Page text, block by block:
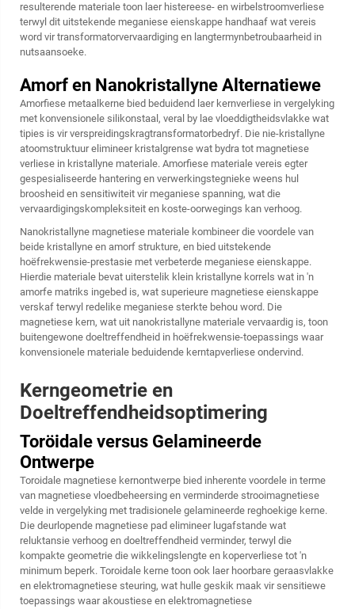
resulterende materiale toon laer histereese- en wirbelstroomverliese
terwyl dit uitstekende meganiese eienskappe handhaaf wat vereis
word vir transformatorvervaardiging en langtermynbetroubaarheid in
nutsaansoeke.
Amorf en Nanokristallyne Alternatiewe
Amorfiese metaalkerne bied beduidend laer kernverliese in vergelyking
met konvensionele silikonstaal, veral by lae vloeddigtheidsvlakke wat
tipies is vir verspreidingskragtransformatorbedryf. Die nie-kristallyne
atoomstruktuur elimineer kristalgrense wat bydra tot magnetiese
verliese in kristallyne materiale. Amorfiese materiale vereis egter
gespesialiseerde hantering en verwerkingstegnieke weens hul
broosheid en sensitiwiteit vir meganiese spanning, wat die
vervaardigingskompleksiteit en koste-oorwegings kan verhoog.
Nanokristallyne magnetiese materiale kombineer die voordele van
beide kristallyne en amorf strukture, en bied uitstekende
hoëfrekwensie-prestasie met verbeterde meganiese eienskappe.
Hierdie materiale bevat uiterstelik klein kristallyne korrels wat in 'n
amorfe matriks ingebed is, wat superieure magnetiese eienskappe
verskaf terwyl redelike meganiese sterkte behou word. Die
magnetiese kern, wat uit nanokristallyne materiale vervaardig is, toon
buitengewone doeltreffendheid in hoëfrekwensie-toepassings waar
konvensionele materiale beduidende kerntapverliese ondervind.
Kerngeometrie en
Doeltreffendheidsoptimering
Toröidale versus Gelamineerde
Ontwerpe
Toroidale magnetiese kernontwerpe bied inherente voordele in terme
van magnetiese vloedbeheersing en verminderde strooimagnetiese
velde in vergelyking met tradisionele gelamineerde reghoekige kerne.
Die deurlopende magnetiese pad elimineer lugafstande wat
reluktansie verhoog en doeltreffendheid verminder, terwyl die
kompakte geometrie die wikkelingslengte en koperverliese tot 'n
minimum beperk. Toroidale kerne toon ook laer hoorbare geraasvlakke
en elektromagnetiese steuring, wat hulle geskik maak vir sensitiewe
toepassings waar akoustiese en elektromagnetiese